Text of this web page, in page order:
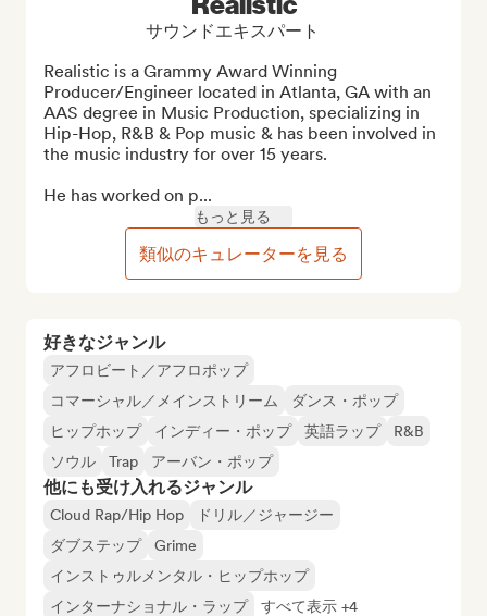
好きなジャンル
アフロビート／アフロポップ
コマーシャル／メインストリーム
ダンス・ポップ
ヒップホップ
インディー・ポップ 英語ラップ
R&B
ソウル
Trap アーバン・ポップ
他にも受け入れるジャンル
Cloud Rap/Hip Hop
ドリル／ジャージー
ダブステップ
Grime
インストゥルメンタル・ヒップホップ
インターナショナル・ラップ
すべて表示 +4
サウンドエキスパート
Realistic is a Grammy Award Winning
Producer/Engineer located in Atlanta, GA with an
AAS degree in Music Production, specializing in
Hip-Hop, R&B & Pop music & has been involved in
the music industry for over 15 years.
He has worked on p...
もっと見る
類似のキュレーターを見る